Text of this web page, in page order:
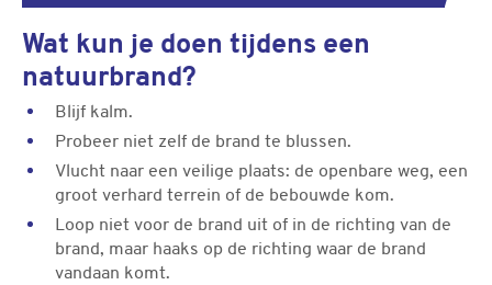
Wat kun je doen tijdens een
natuurbrand?
Blijf kalm.
Probeer niet zelf de brand te blussen.
Vlucht naar een veilige plaats: de openbare weg, een
groot verhard terrein of de bebouwde kom.
Loop niet voor de brand uit of in de richting van de
brand, maar haaks op de richting waar de brand
vandaan komt.